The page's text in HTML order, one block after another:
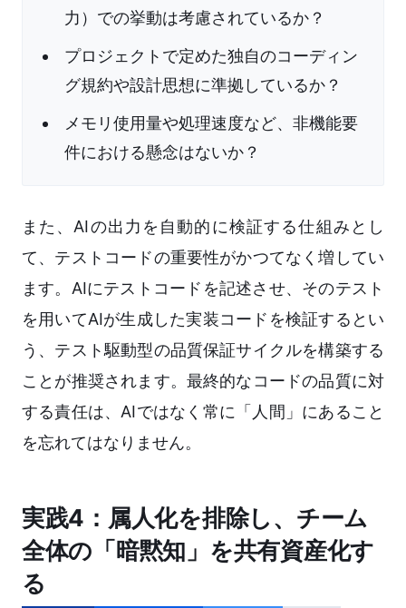
力）での挙動は考慮されているか？
プロジェクトで定めた独自のコーディン
グ規約や設計思想に準拠しているか？
メモリ使用量や処理速度など、非機能要
件における懸念はないか？
また、AIの出力を自動的に検証する仕組みとし
て、テストコードの重要性がかつてなく増してい
ます。AIにテストコードを記述させ、そのテスト
を用いてAIが生成した実装コードを検証するとい
う、テスト駆動型の品質保証サイクルを構築する
ことが推奨されます。最終的なコードの品質に対
する責任は、AIではなく常に「人間」にあること
を忘れてはなりません。
実践4：属人化を排除し、チーム
全体の「暗黙知」を共有資産化す
る